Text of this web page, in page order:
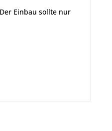
Einbau sollte nur